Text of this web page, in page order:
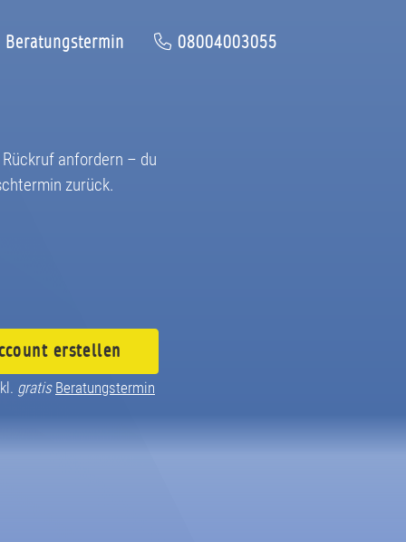
anfordern – du
zurück.
erstellen
gratis Beratungstermin
Beratungstermin 08004003055